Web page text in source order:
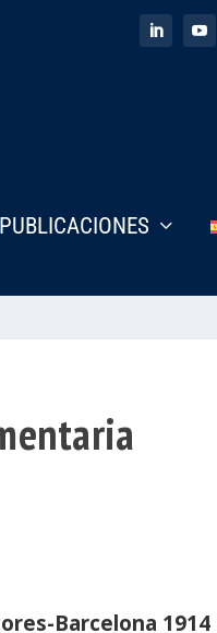
PUBLICACIONES
Barcelona 1914